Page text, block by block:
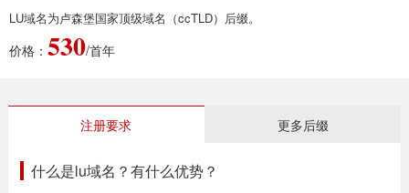
LU域名为卢森堡国家顶级域名（ccTLD）后缀。
价格： 530/首年
注册要求 更多后缀
什么是lu域名？有什么优势？